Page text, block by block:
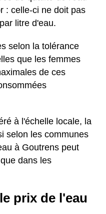
: celle-ci ne doit pas
litre d'eau.
selon la tolérance
que les femmes
de ces
à l'échelle locale, la
selon les communes
à Goutrens peut
dans les
prix de l'eau